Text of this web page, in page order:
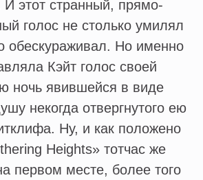
этот странный, прямо-
голос не столько умилял
обескураживал. Но именно
Кэйт голос своей
ночь явившейся в виде
некогда отвергнутого ею
Ну, и как положено
Heights» тотчас же
первом месте, более того